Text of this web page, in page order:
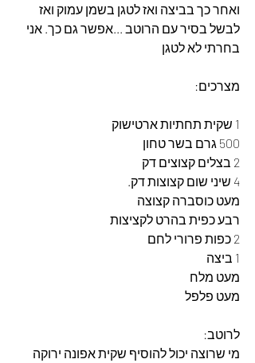
ואחר כך בביצה ואז לטגן בשמן עמוק ואז
לבשל בסיר עם הרוטב ...אפשר גם כך. אני
בחרתי לא לטגן
מצרכים:
1 שקית תחתיות ארטישוק
500 גרם בשר טחון
2 בצלים קצוצים דק
4 שיני שום קצוצות דק.
מעט כוסברה קצוצה
רבע כפית בהרט לקציצות
2 כפות פרורי לחם
1 ביצה
מעט מלח
מעט פלפל
לרוטב:
מי שרוצה יכול להוסיף שקית אפונה ירוקה